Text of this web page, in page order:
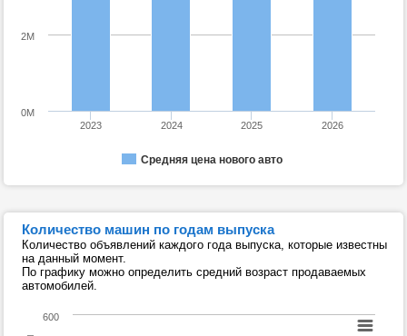
Средняя цена нового авто
2023 2024 2025 2026
0M
2M
Количество машин по годам выпуска
Количество объявлений каждого года выпуска, которые известны
на данный момент.
По графику можно определить средний возраст продаваемых
автомобилей.
600